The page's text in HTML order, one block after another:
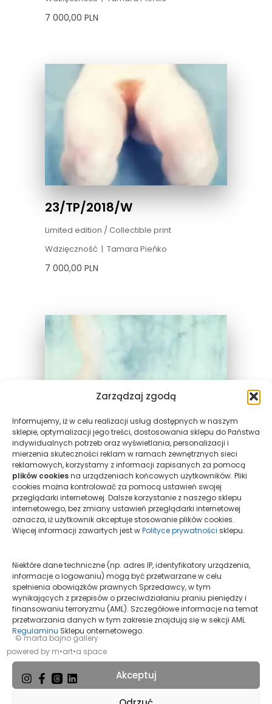
Zarządzaj zgodą
Informujemy, iż w celu realizacji usług dostępnych w naszym
sklepie, optymalizacji jego treści, dostosowania sklepu do Państwa
indywidualnych potrzeb oraz wyświetlania, personalizacji i
mierzenia skuteczności reklam w ramach zewnętrznych sieci
reklamowych, korzystamy z informacji zapisanych za pomocą
plików cookiesna urządzeniach końcowych użytkowników. Pliki
cookies można kontrolować za pomocą ustawień swojej
przeglądarki internetowej. Dalsze korzystanie z naszego sklepu
internetowego, bez zmiany ustawień przeglądarki internetowej
oznacza, iż użytkownik akceptuje stosowanie plików cookies.
Więcej informacji zawartych jest wPolityce prywatności sklepu.
Niektóre dane techniczne (np. adres IP, identyfikatory urządzenia,
informacje o logowaniu) mogą być przetwarzane w celu
spełnienia obowiązków prawnych Sprzedawcy, w tym
wynikających z przepisów o przeciwdziałaniu praniu pieniędzy i
finansowaniu terroryzmu (AML). Szczegółowe informacje na temat
przetwarzania danych w tym zakresie znajdują się w sekcji AML
Regulaminu Sklepu onternetowego.
Akceptuj
7 000,00 PLN
23/TP/2018/W
Limited edition / Collectible print
Wdzięczność | Tamara Pieńko
7 000,00 PLN
1/TP/2018/W
Limited edition / Collectible print
Wdzięczność| Tamara Pieńko
7 000,00PLN
Wyświetlono 9 z 9
© marta bajno gallery
powered by m•art•a space